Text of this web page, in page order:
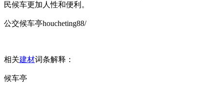
民候车更加人性和便利。
公交候车亭houcheting88/
相关建材词条解释：
候车亭